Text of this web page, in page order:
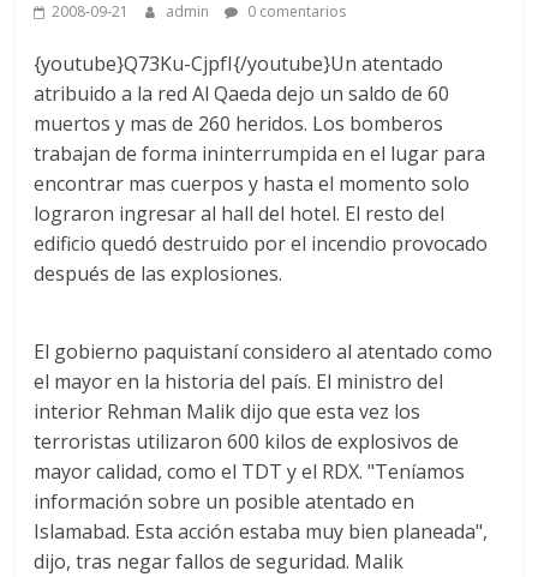
2008-09-21 admin 0 comentarios
{youtube}Q73Ku-CjpfI{/youtube}Un atentado
atribuido a la red Al Qaeda dejo un saldo de 60
muertos y mas de 260 heridos. Los bomberos
trabajan de forma ininterrumpida en el lugar para
encontrar mas cuerpos y hasta el momento solo
lograron ingresar al hall del hotel. El resto del
edificio quedó destruido por el incendio provocado
después de las explosiones.
El gobierno paquistaní considero al atentado como
el mayor en la historia del país. El ministro del
interior Rehman Malik dijo que esta vez los
terroristas utilizaron 600 kilos de explosivos de
mayor calidad, como el TDT y el RDX. "Teníamos
información sobre un posible atentado en
Islamabad. Esta acción estaba muy bien planeada",
dijo, tras negar fallos de seguridad. Malik